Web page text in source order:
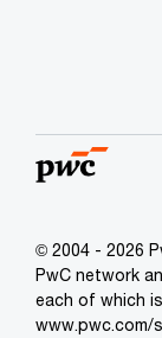
© 2004 - 2026
PwC network
each of which